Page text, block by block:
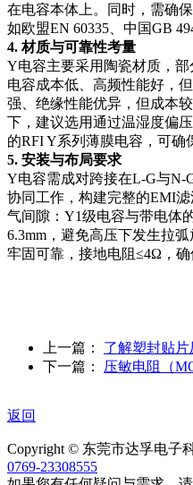
在电容本体上。同时，需确
如欧盟EN 60335、中国GB
4. 材质与可靠性考量
Y电容主要采用陶瓷材质，
电容成本低、高频性能好，
强、绝缘性能优异，但成本
下，建议选用通过温湿度偏
的RFI Y系列薄膜电容，可确
5. 安装与布局要求
Y电容需成对跨接在L-G与N-
协同工作，构建完整的EMI
气间隙：Y1级电容与带电体
6.3mm，避免高压下发生拉
牢固可靠，接地电阻≤4Ω，确
上一篇： 了解塑封贴片
下一篇： 压敏电阻（
返回
Copyright © 东莞市达孚电子
0769-23308555